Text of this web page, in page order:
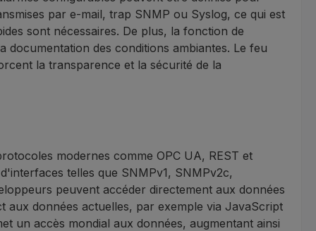
par e-mail, trap SNMP ou Syslog, ce qui est
sont nécessaires. De plus, la fonction de
des conditions ambiantes. Le feu
la transparence et la sécurité de la
modernes comme OPC UA, REST et
telles que SNMPv1, SNMPv2c,
peuvent accéder directement aux données
aux données actuelles, par exemple via JavaScript
un accès mondial aux données, augmentant ainsi